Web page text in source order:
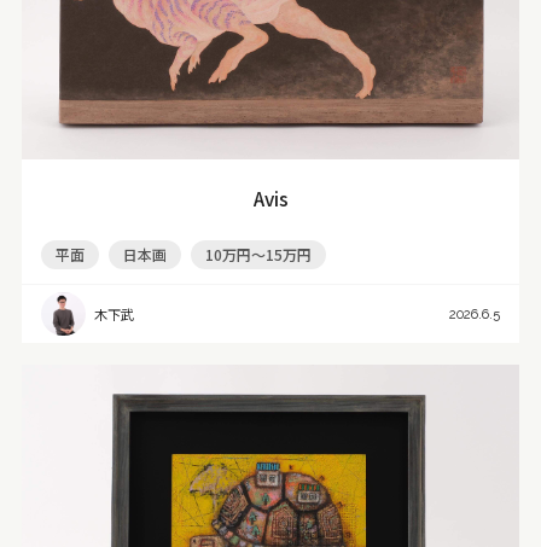
Avis
平面 日本画 10万円～15万円
木下武 2026.6.5